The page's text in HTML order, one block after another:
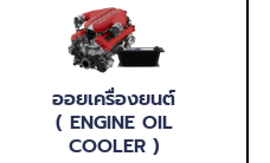
ออยเครื่องยนต์
( ENGINE OIL
COOLER )